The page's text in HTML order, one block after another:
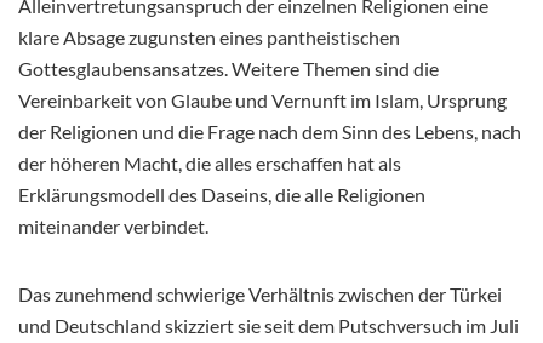
Alleinvertretungsanspruch der einzelnen Religionen eine
klare Absage zugunsten eines pantheistischen
Gottesglaubensansatzes. Weitere Themen sind die
Vereinbarkeit von Glaube und Vernunft im Islam, Ursprung
der Religionen und die Frage nach dem Sinn des Lebens, nach
der höheren Macht, die alles erschaffen hat als
Erklärungsmodell des Daseins, die alle Religionen
miteinander verbindet.
Das zunehmend schwierige Verhältnis zwischen der Türkei
und Deutschland skizziert sie seit dem Putschversuch im Juli